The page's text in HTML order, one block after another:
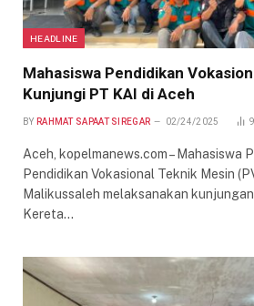
HEADLINE
Mahasiswa Pendidikan
Kunjungi PT KAI di Aceh
BY RAHMAT SAPAAT SIREGAR 02/24/2025
Aceh, kopelmanews.com – Mahasiswa
Pendidikan Vokasional Teknik Mesin
Malikussaleh melaksanakan
Kereta…